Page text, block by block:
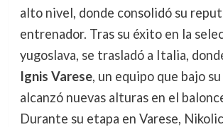
alto nivel, donde consolidó su
entrenador. Tras su éxito en la
yugoslava, se trasladó a Italia,
Ignis Varese, un equipo que bajo
alcanzó nuevas alturas en el
Durante su etapa en Varese,